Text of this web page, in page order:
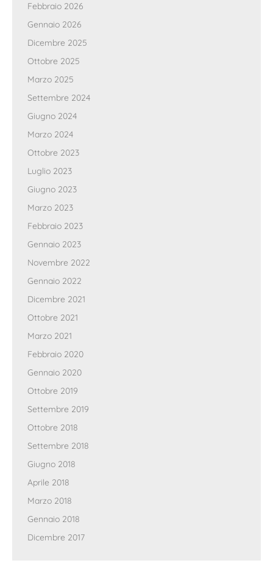
Febbraio 2026
Gennaio 2026
Dicembre 2025
Ottobre 2025
Marzo 2025
Settembre 2024
Giugno 2024
Marzo 2024
Ottobre 2023
Luglio 2023
Giugno 2023
Marzo 2023
Febbraio 2023
Gennaio 2023
Novembre 2022
Gennaio 2022
Dicembre 2021
Ottobre 2021
Marzo 2021
Febbraio 2020
Gennaio 2020
Ottobre 2019
Settembre 2019
Ottobre 2018
Settembre 2018
Giugno 2018
Aprile 2018
Marzo 2018
Gennaio 2018
Dicembre 2017